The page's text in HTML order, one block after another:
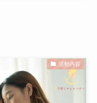
活動内容